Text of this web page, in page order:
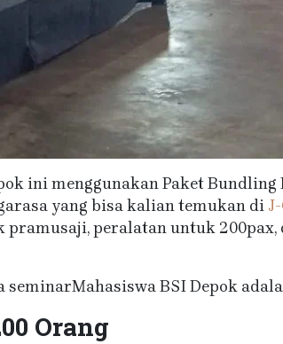
ini menggunakan Paket
yang bisa kalian temukan di
peralatan untuk
BSI Depok
Orang